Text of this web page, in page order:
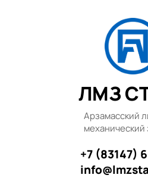
ЛМЗ
Арзамасский
механический
+7 (83147)